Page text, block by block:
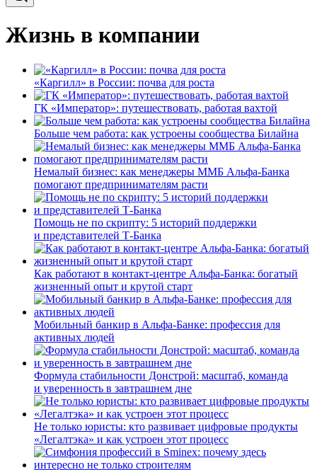
Жизнь в компании
«Каргилл» в России: почва для роста
ГК «Император»: путешествовать, работая вахтой
Больше чем работа: как устроены сообщества Билайна
Немалый бизнес: как менеджеры ММБ Альфа-Банка
помогают предпринимателям расти
Помощь не по скрипту: 5 историй поддержки
и представителей Т-Банка
Как работают в контакт-центре Альфа-Банка: богатый
жизненный опыт и крутой старт
Мобильный банкир в Альфа-Банке: профессия для
активных людей
Формула стабильности Донстрой: масштаб, команда
и уверенность в завтрашнем дне
Не только юристы: кто развивает цифровые продукты
«Легалтэка» и как устроен этот процесс